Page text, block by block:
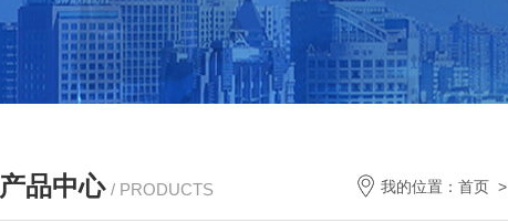
产品中心 / PRODUCTS 我的位置： 首页 >